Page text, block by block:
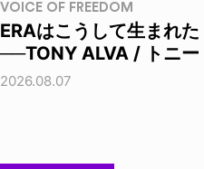
VOICE OF FREEDOM
ERAはこうして生まれた
──TONY ALVA / トニー
2026.08.07